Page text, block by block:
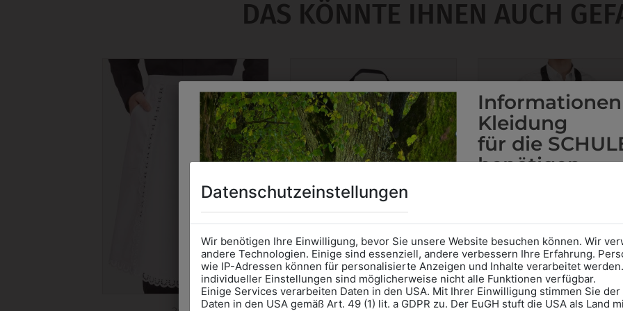
DAS KÖNNTE IHNEN AUCH
Datenschutzeinstellungen
Wir benötigen Ihre Einwilligung, bevor Sie unsere Website besuchen können. Wir
andere Technologien. Einige sind essenziell, andere verbessern Ihre Erfahrung.
wie IP-Adressen können für personalisierte Anzeigen und Inhalte verarbeitet
individueller Einstellungen sind möglicherweise nicht alle Funktionen verfügbar.
Einige Services verarbeiten Daten in den USA. Mit Ihrer Einwilligung stimmen Sie
Daten in den USA gemäß Art. 49 (1) lit. a GDPR zu. Der EuGH stuft die USA als Land
Kleidung
für die
benötigen
AnprobeVorort im
das Kalendersymbol.
Ohne Termin kann es zu
Bitte nehmen Sie eine
für Ihren Einkauf mit.